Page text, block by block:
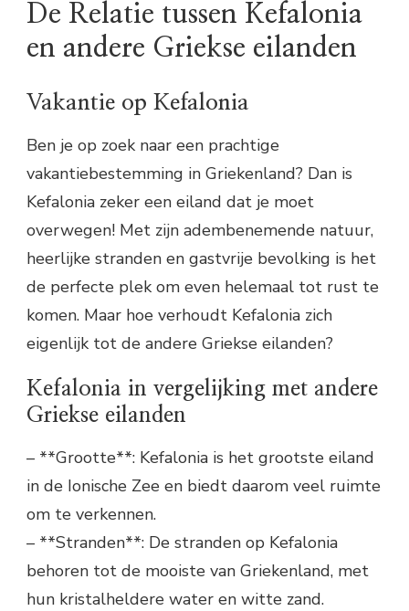
De Relatie tussen Kefalonia
en andere Griekse eilanden
Vakantie op Kefalonia
Ben je op zoek naar een prachtige
vakantiebestemming in Griekenland? Dan is
Kefalonia zeker een eiland dat je moet
overwegen! Met zijn adembenemende natuur,
heerlijke stranden en gastvrije bevolking is het
de perfecte plek om even helemaal tot rust te
komen. Maar hoe verhoudt Kefalonia zich
eigenlijk tot de andere Griekse eilanden?
Kefalonia in vergelijking met andere
Griekse eilanden
– **Grootte**: Kefalonia is het grootste eiland
in de Ionische Zee en biedt daarom veel ruimte
om te verkennen.
– **Stranden**: De stranden op Kefalonia
behoren tot de mooiste van Griekenland, met
hun kristalheldere water en witte zand.